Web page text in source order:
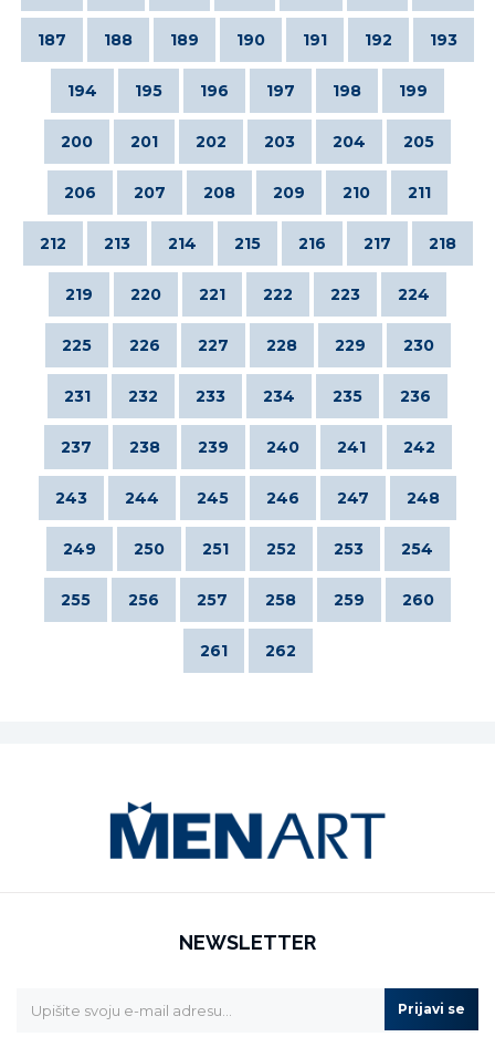
187 188 189 190 191 192 193
194 195 196 197 198 199
200 201 202 203 204 205
206 207 208 209 210 211
212 213 214 215 216 217 218
219 220 221 222 223 224
225 226 227 228 229 230
231 232 233 234 235 236
237 238 239 240 241 242
243 244 245 246 247 248
249 250 251 252 253 254
255 256 257 258 259 260
261 262
NEWSLETTER
Prijavi se